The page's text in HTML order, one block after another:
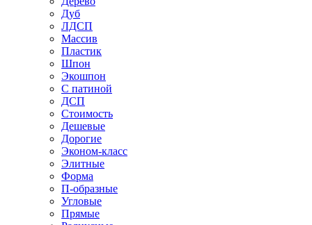
Дуб
ЛДСП
Массив
Пластик
Шпон
Экошпон
С патиной
ДСП
Стоимость
Дешевые
Дорогие
Эконом-класс
Элитные
Форма
П-образные
Угловые
Прямые